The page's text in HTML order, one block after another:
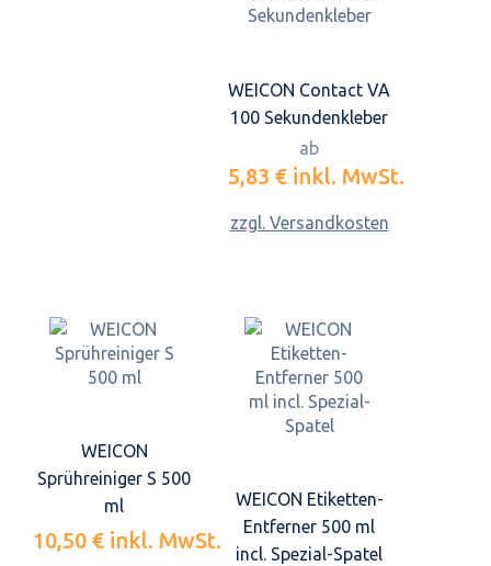
WEICON Contact VA
100 Sekundenkleber
ab
5,83 € inkl. MwSt.
zzgl. Versandkosten
WEICON
Sprühreiniger S 500
ml
10,50 € inkl. MwSt.
WEICON Etiketten-
Entferner 500 ml
incl. Spezial-Spatel